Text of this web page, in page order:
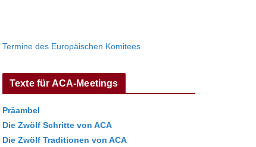
Termine des Europäischen Komitees
Texte für ACA-Meetings
Präambel
Die Zwölf Schritte von ACA
Die Zwölf Traditionen von ACA